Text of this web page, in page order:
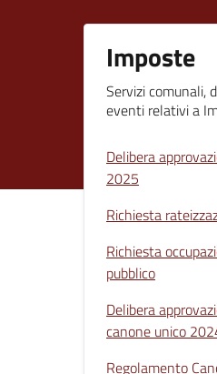
Imposte
Servizi comunali,
eventi relativi a
Delibera
2025
Richiesta
Richiesta
pubblico
Delibera
canone unico
Regolamento